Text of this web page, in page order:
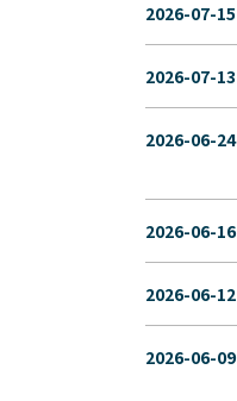
2026-07-15
2026-07-13
2026-06-24
2026-06-16
2026-06-12
2026-06-09